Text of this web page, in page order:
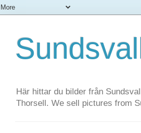
Här hittar du bilder från
Thorsell. We sell pictures from